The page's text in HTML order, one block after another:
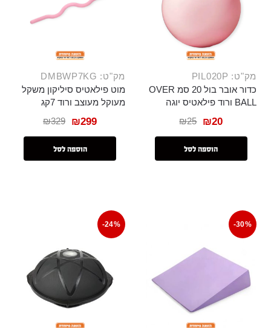
מק"ט: PIL020P
כדור אובר בול 20 סמ OVER
BALL ורוד פילאטיס יוגה
₪25 ₪20
הוספה לסל
מק"ט: DMBWP7KG
מוט פילאטיס סיליקון משקל
מעוקל מעוצב ורוד 7קג
₪329 ₪299
הוספה לסל
-30%
-24%